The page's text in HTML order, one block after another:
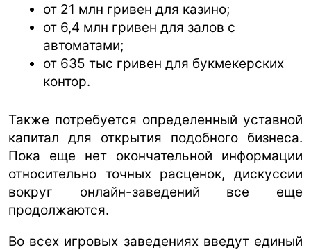
от 21 млн гривен для казино;
от 6,4 млн гривен для залов с
автоматами;
от 635 тыс гривен для букмекерских
контор.
Также потребуется определенный уставной
капитал для открытия подобного бизнеса.
Пока еще нет окончательной информации
относительно точных расценок, дискуссии
вокруг онлайн-заведений все еще
продолжаются.
Во всех игровых заведениях введут единый